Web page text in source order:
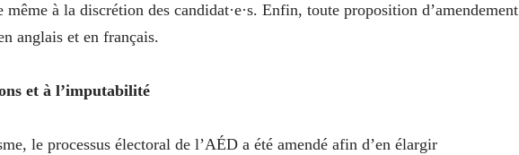
à la discrétion des candidat·e·s. Enfin, toute proposition d’amendement
anglais et en français.
et à l’imputabilité
le processus électoral de l’AÉD a été amendé afin d’en élargir